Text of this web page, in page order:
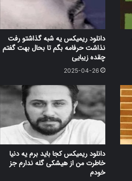
دانلود ریمیکس یه شبه گذاشتو رفت
نذاشت حرفامه بگم تا بحال بهت گفتم
چقده زیبایی
2025-04-26
دانلود ریمیکس کجا باید برم یه دنیا
خاطرت من از هیشکی گله ندارم جز
خودم